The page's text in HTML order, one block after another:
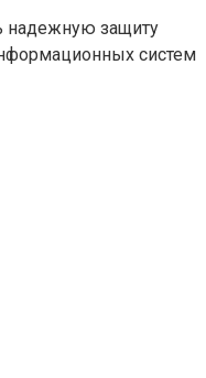
надежную защиту
систем